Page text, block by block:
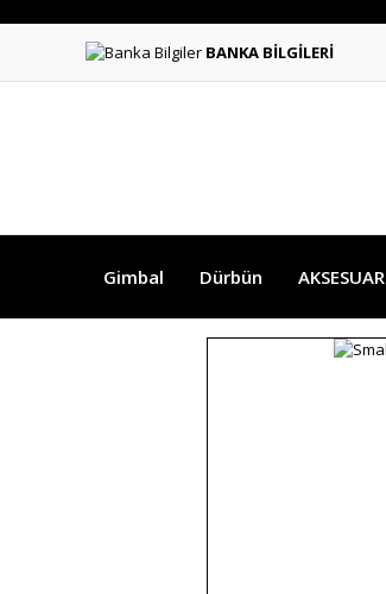
BANKA BİLGİLERİ
Gimbal Dürbün AKSESUAR